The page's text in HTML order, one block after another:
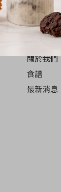
關於我們
食譜
最新消息